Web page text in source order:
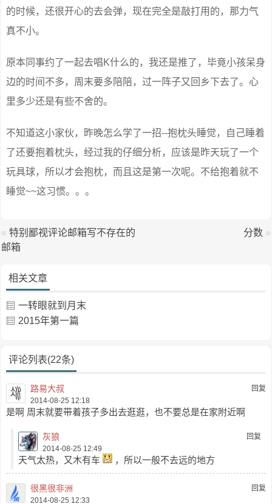
的时候，还很开心的去会弹，现在完全是敲打用的，那力气
真不小。
原本同事约了一起去唱K什么的，我还是推了，毕竟小孩呆身
边的时间不多，周末要多陪陪，过一阵子又回乡下去了。心
里多少还是有些不舍的。
不知道这小家伙，昨晚怎么学了一招--抱枕头睡觉，自己睡着
了还要抱着枕头，经过我的仔细分析，应该是昨天玩了一个
玩具球，所以才会抱枕，而且这是第一次呢。不给抱着就不
睡觉~~这习惯。。。
« 特别鄙视评论邮箱写不存在的
邮箱
分数 »
相关文章
一转眼就到月末
2015年第一篇
评论列表(22条)
回复
路易大叔
2014-08-25 12:18
是啊 周末就要带着孩子多出去逛逛，也不要总是在家附近啊
回复
灰狼
2014-08-25 12:49
天气太热，又木有车 ，所以一般不去远的地方
回复
很黑很非洲
2014-08-25 12:33